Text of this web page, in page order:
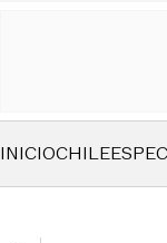
INICIOCHILE